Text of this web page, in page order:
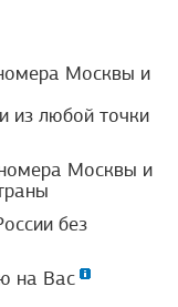
Москвы и
из любой точки
Москвы и
без
на Вас